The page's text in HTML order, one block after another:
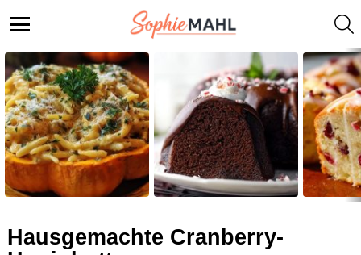
STORIES
Hausgemachte Cranberry-